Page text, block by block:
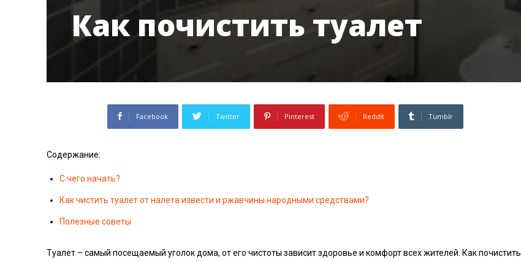
Как почистить туалет
Facebook Twitter Pinterest ReddIt Tumblr
Содержание:
С чего начать?
Как чистить туалет от налета извести и ржавчины народными средствами?
Полезные советы
Туалет – самый посещаемый уголок дома, от его чистоты зависит здоровье и комфорт всех жителей. Как почистить